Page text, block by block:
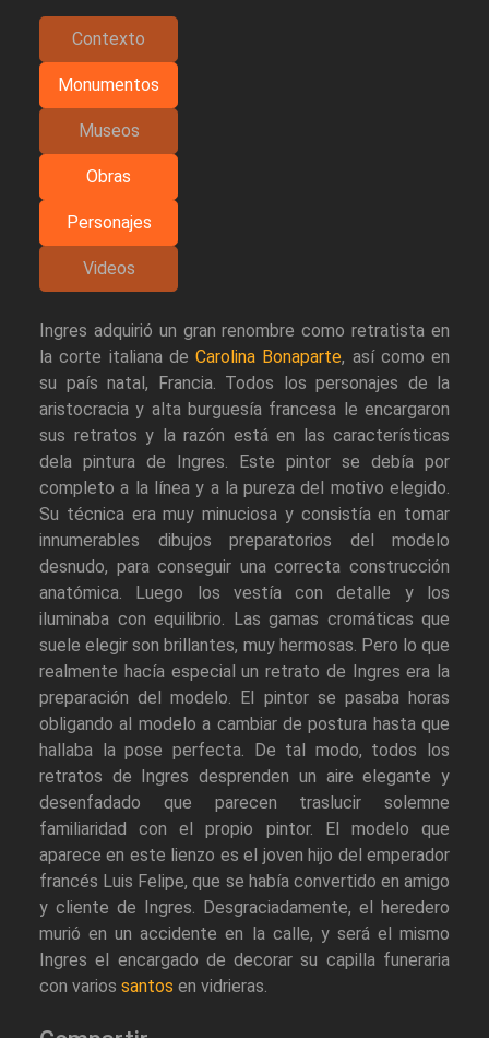
Contexto
Monumentos
Museos
Obras
Personajes
Videos
Ingres adquirió un gran renombre como retratista en
la corte italiana de Carolina Bonaparte, así como en
su país natal, Francia. Todos los personajes de la
aristocracia y alta burguesía francesa le encargaron
sus retratos y la razón está en las características
dela pintura de Ingres. Este pintor se debía por
completo a la línea y a la pureza del motivo elegido.
Su técnica era muy minuciosa y consistía en tomar
innumerables dibujos preparatorios del modelo
desnudo, para conseguir una correcta construcción
anatómica. Luego los vestía con detalle y los
iluminaba con equilibrio. Las gamas cromáticas que
suele elegir son brillantes, muy hermosas. Pero lo que
realmente hacía especial un retrato de Ingres era la
preparación del modelo. El pintor se pasaba horas
obligando al modelo a cambiar de postura hasta que
hallaba la pose perfecta. De tal modo, todos los
retratos de Ingres desprenden un aire elegante y
desenfadado que parecen traslucir solemne
familiaridad con el propio pintor. El modelo que
aparece en este lienzo es el joven hijo del emperador
francés Luis Felipe, que se había convertido en amigo
y cliente de Ingres. Desgraciadamente, el heredero
murió en un accidente en la calle, y será el mismo
Ingres el encargado de decorar su capilla funeraria
con varios santos en vidrieras.